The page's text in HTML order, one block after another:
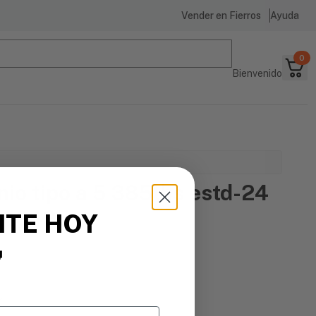
Vender en Fierros Ayuda
Bienvenido
0
tipo a 5 385lbs estd-24
10495HOY